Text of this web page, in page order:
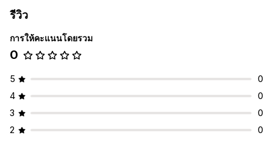
รีวิว
การให้คะแนนโดยรวม
0
5
0
4
0
3
0
2
0